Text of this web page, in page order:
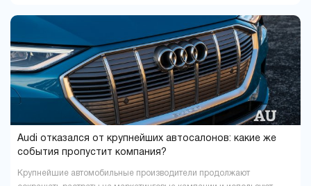
Audi отказался от крупнейших автосалонов: какие же
события пропустит компания?
Крупнейшие автомобильные производители продолжают